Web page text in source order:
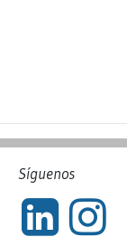
Síguenos